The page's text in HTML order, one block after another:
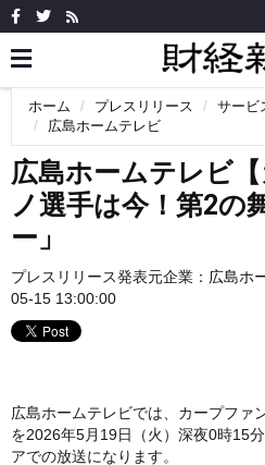
ホーム プレスリリース サービ
広島ホームテレビ
広島ホームテレビ
ノ選手は今！第2の
ー」
プレスリリース発表元企業： 広島ホ
05-15 13:00:00
広島ホームテレビでは、カープファ
を2026年5月19日（火）深夜0時15
アでの放送になります。